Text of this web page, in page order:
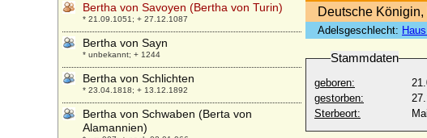
Deutsche
Adelsgeschlecht:
Stammdaten
geboren:
gestorben:
Sterbeort:
Bertha von Savoyen (Bertha von Turin)
* 21.09.1051; + 27.12.1087
Bertha von Sayn
* unbekannt; + 1244
Bertha von Schlichten
* 23.04.1818; + 13.12.1892
Bertha von Schwaben (Berta von
Alamannien)